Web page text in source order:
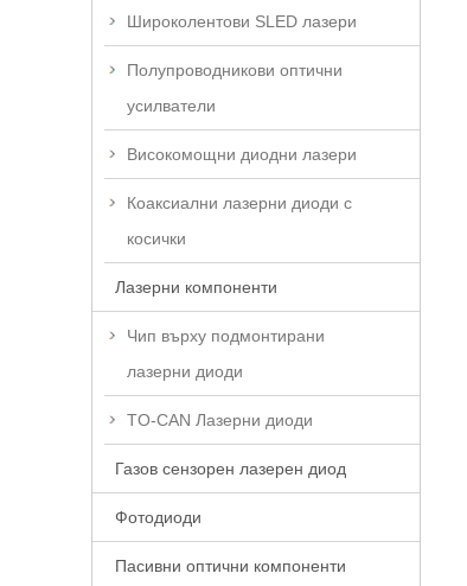
Широколентови SLED лазери
Полупроводникови оптични
усилватели
Високомощни диодни лазери
Коаксиални лазерни диоди с
косички
Лазерни компоненти
Чип върху подмонтирани
лазерни диоди
TO-CAN Лазерни диоди
Газов сензорен лазерен диод
Фотодиоди
Пасивни оптични компоненти